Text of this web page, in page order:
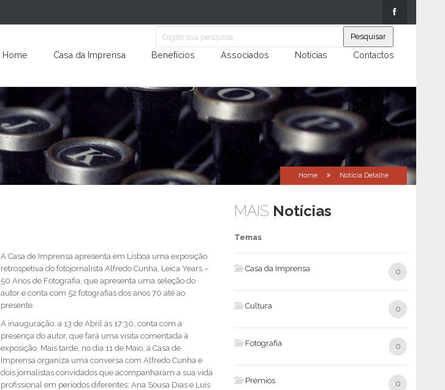
Home Casa da Imprensa Benefícios Associados Notícias Contactos
Home Notícia Detalhe
A Casa de Imprensa apresenta em Lisboa uma exposição
retrospetiva do fotojornalista Alfredo Cunha, Leica Years –
50 Anos de Fotografia, que apresenta uma seleção do
autor e conta com 52 fotografias dos anos 70 até ao
presente.
A inauguração, a 13 de Abril às 17:30, conta com a
presença do autor, que fará uma visita comentada à
exposição. Mais tarde, no dia 11 de Maio, a Casa de
Imprensa organiza uma conversa com Alfredo Cunha e
dois jornalistas convidados que acompanharam a sua vida
profissional em períodos diferentes: Ana Sousa Dias e Luís
MAIS Notícias
Temas
Casa da Imprensa 0
Cultura 0
Fotografia 0
Prémios 0